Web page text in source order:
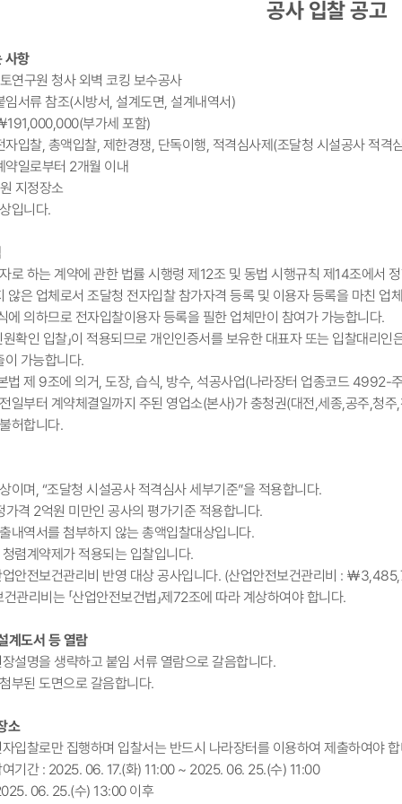
공사 입찰 공고
사항
연구원 청사 외벽 코킹 보수공사
서류 참조(시방서, 설계도면, 설계내역서)
191,000,000(부가세 포함)
입찰, 총액입찰, 제한경쟁, 단독이행, 적격심사제(조달청 시설공사 적격
일로부터 2개월 이내
지정장소
입니다.
로 하는 계약에 관한 법률 시행령 제12조 및 동법 시행규칙 제14조에서
않은 업체로서 조달청 전자입찰 참가자격 등록 및 이용자 등록을 마친 업
에 의하므로 전자입찰이용자 등록을 필한 업체만이 참여가 가능합니다.
원확인 입찰」이 적용되므로 개인인증서를 보유한 대표자 또는 입찰대리
가능합니다.
법 제 9조에 의거, 도장, 습식, 방수, 석공사업(나라장터 업종코드 4992-
일부터 계약체결일까지 주된 영업소(본사)가 충청권(대전,세종,공주,청
허합니다.
이며, “조달청 시설공사 적격심사 세부기준”을 적용합니다.
2억원 미만인 공사의 평가기준 적용합니다.
내역서를 첨부하지 않는 총액입찰대상입니다.
렴계약제가 적용되는 입찰입니다.
안전보건관리비 반영 대상 공사입니다. (산업안전보건관리비 : ￦
리비는 「산업안전보건법」제72조에 따라 계상하여야 합니다.
계도서 등 열람
설명을 생략하고 붙임 서류 열람으로 갈음합니다.
부된 도면으로 갈음합니다.
소
입찰로만 집행하며 입찰서는 반드시 나라장터를 이용하여 제출하여야
기간 : 2025. 06. 17.(화) 11:00 ~ 2025. 06. 25.(수) 11:00
06. 25.(수) 13:00 이후